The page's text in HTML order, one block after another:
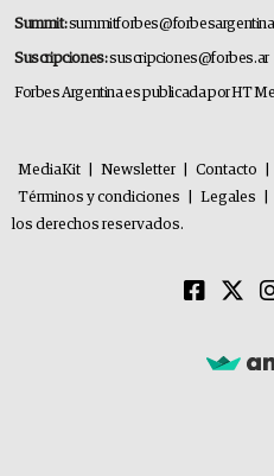
Summit:
Suscripciones:suscripciones@forbes.ar
Forbes Argentina es publicada por HT
MediaKit Newsletter Contacto
Términos y condiciones
Legales
los derechos reservados.